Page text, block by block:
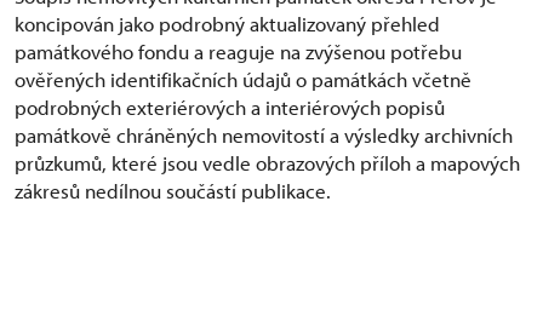
koncipován jako podrobný aktualizovaný přehled
památkového fondu a reaguje na zvýšenou potřebu
ověřených identifikačních údajů o památkách včetně
podrobných exteriérových a interiérových popisů
památkově chráněných nemovitostí a výsledky archivních
průzkumů, které jsou vedle obrazových příloh a mapových
zákresů nedílnou součástí publikace.